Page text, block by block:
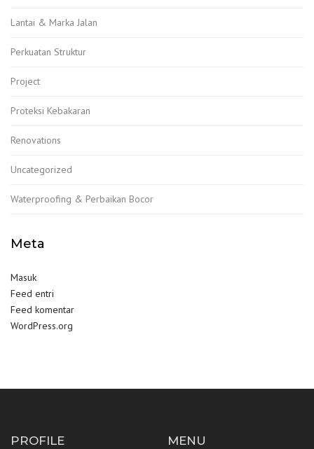
Lantai & Marka Jalan
Perkuatan Struktur
Project
Proteksi Kebakaran
Renovations
Uncategorized
Waterproofing & Perbaikan Bocor
Meta
Masuk
Feed entri
Feed komentar
WordPress.org
PROFILE MENU